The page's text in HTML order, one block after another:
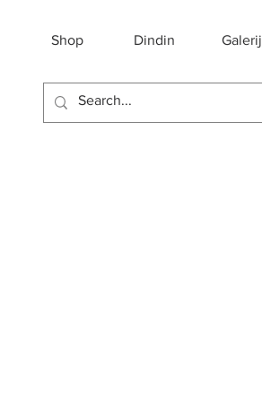
Shop Dindin Galerij